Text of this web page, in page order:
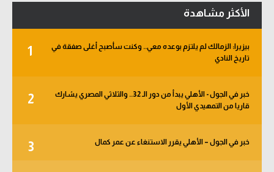
الأكثر مشاهدة
1
بيزيرا: الزمالك لم يلتزم بوعده معي.. وكنت سأصبح أغلى صفقة في
تاريخ النادي
2
خبر في الجول - الأهلي يبدأ من دور الـ 32.. والثلاثي المصري يشارك
قاريا من التمهيدي الأول
3 خبر في الجول – الأهلي يقرر الاستنغاء عن عمر كمال